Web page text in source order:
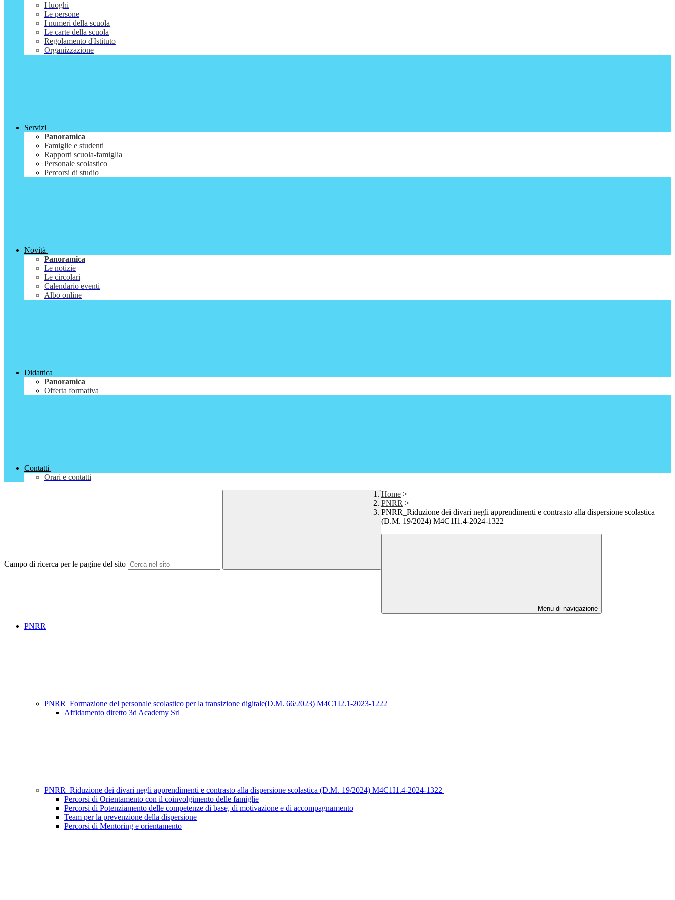
I luoghi
Le persone
I numeri della scuola
Le carte della scuola
Regolamento d'Istituto
Organizzazione
Servizi
Panoramica
Famiglie e studenti
Rapporti scuola-famiglia
Personale scolastico
Percorsi di studio
Novità
Panoramica
Le notizie
Le circolari
Calendario eventi
Albo online
Didattica
Panoramica
Offerta formativa
Contatti
Orari e contatti
Campo di ricerca per le pagine del sito
Home >
PNRR >
PNRR_Riduzione dei divari negli apprendimenti e contrasto alla dispersione scolastica
(D.M. 19/2024) M4C1I1.4-2024-1322
Menu di navigazione
PNRR
PNRR_Formazione del personale scolastico per la transizione digitale(D.M. 66/2023) M4C1I2.1-2023-1222
Affidamento diretto 3d Academy Srl
PNRR_Riduzione dei divari negli apprendimenti e contrasto alla dispersione scolastica (D.M. 19/2024) M4C1I1.4-2024-1322
Percorsi di Orientamento con il coinvolgimento delle famiglie
Percorsi di Potenziamento delle competenze di base, di motivazione e di accompagnamento
Team per la prevenzione della dispersione
Percorsi di Mentoring e orientamento